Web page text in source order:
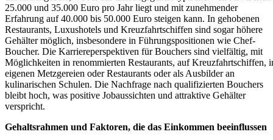
25.000 und 35.000 Euro pro Jahr liegt und mit zunehmender
Erfahrung auf 40.000 bis 50.000 Euro steigen kann. In gehobenen
Restaurants, Luxushotels und Kreuzfahrtschiffen sind sogar höhere
Gehälter möglich, insbesondere in Führungspositionen wie Chef-
Boucher. Die Karriereperspektiven für Bouchers sind vielfältig, mit
Möglichkeiten in renommierten Restaurants, auf Kreuzfahrtschiffen,
eigenen Metzgereien oder Restaurants oder als Ausbilder an
kulinarischen Schulen. Die Nachfrage nach qualifizierten Bouchers
bleibt hoch, was positive Jobaussichten und attraktive Gehälter
verspricht.
Gehaltsrahmen und Faktoren, die das Einkommen beeinflussen